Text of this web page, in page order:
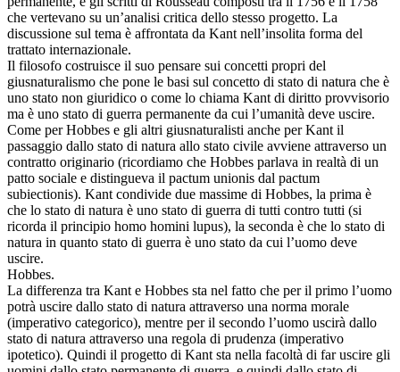
che vertevano su un’analisi critica dello stesso progetto. La
discussione sul tema è affrontata da Kant nell’insolita forma del
trattato internazionale.
Il filosofo costruisce il suo pensare sui concetti propri del
giusnaturalismo che pone le basi sul concetto di stato di natura che è
uno stato non giuridico o come lo chiama Kant di diritto provvisorio
ma è uno stato di guerra permanente da cui l’umanità deve uscire.
Come per Hobbes e gli altri giusnaturalisti anche per Kant il
passaggio dallo stato di natura allo stato civile avviene attraverso un
contratto originario (ricordiamo che Hobbes parlava in realtà di un
patto sociale e distingueva il pactum unionis dal pactum
subiectionis). Kant condivide due massime di Hobbes, la prima è
che lo stato di natura è uno stato di guerra di tutti contro tutti (si
ricorda il principio homo homini lupus), la seconda è che lo stato di
natura in quanto stato di guerra è uno stato da cui l’uomo deve
uscire.
Hobbes.
La differenza tra Kant e Hobbes sta nel fatto che per il primo l’uomo
potrà uscire dallo stato di natura attraverso una norma morale
(imperativo categorico), mentre per il secondo l’uomo uscirà dallo
stato di natura attraverso una regola di prudenza (imperativo
ipotetico). Quindi il progetto di Kant sta nella facoltà di far uscire gli